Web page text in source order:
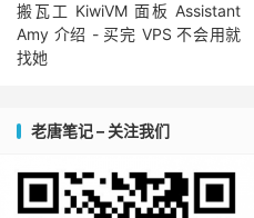
搬瓦工 KiwiVM 面板 Assistant
Amy 介绍 - 买完 VPS 不会用就
找她
老唐笔记 – 关注我们